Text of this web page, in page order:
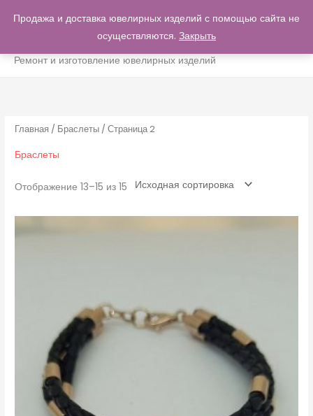
Продажа и доставка ювелирных изделий с помощью сайта не
осуществляются. Закрыть
Ремонт и изготовление ювелирных изделий
Главная / Браслеты / Страница 2
Браслеты
Отображение 13–15 из 15